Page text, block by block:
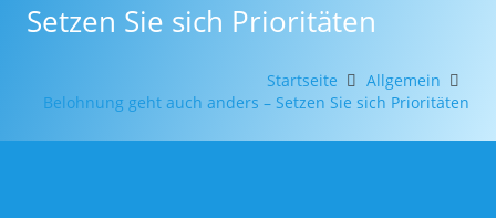
Setzen Sie sich Prioritäten
Startseite
Allgemein
Belohnung geht auch anders – Setzen Sie sich Prioritäten